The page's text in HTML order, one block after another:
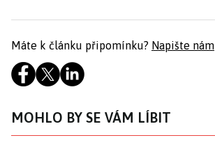
Máte k článku připomínku? Napište nám
MOHLO BY SE VÁM LÍBIT